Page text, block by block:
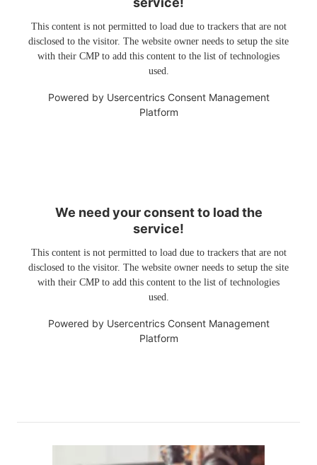
This content is not permitted to load due to trackers that are not
disclosed to the visitor. The website owner needs to setup the site
with their CMP to add this content to the list of technologies
used.
Powered by Usercentrics Consent Management
Platform
We need your consent to load the
service!
This content is not permitted to load due to trackers that are not
disclosed to the visitor. The website owner needs to setup the site
with their CMP to add this content to the list of technologies
used.
Powered by Usercentrics Consent Management
Platform